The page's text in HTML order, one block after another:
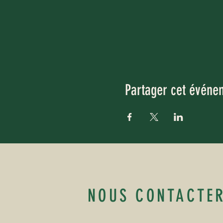
Partager cet
NOUS CONTACTER